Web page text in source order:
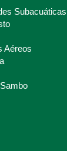
Subacuáticas
Aéreos